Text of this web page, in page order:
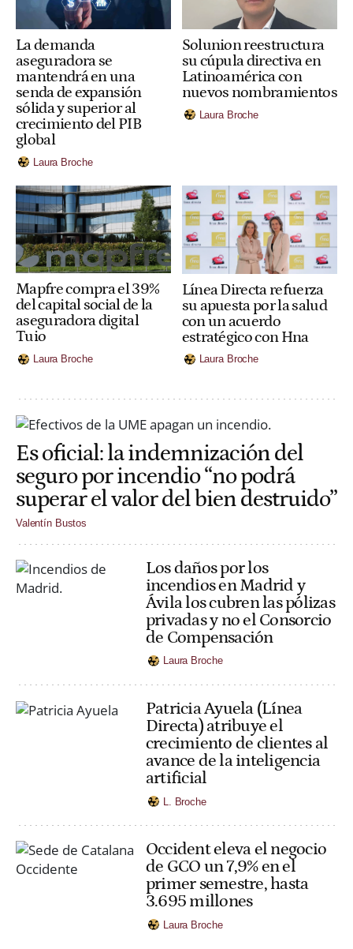
La demanda
aseguradora se
mantendrá en una
senda de expansión
sólida y superior al
crecimiento del PIB
global
Laura Broche
Solunion reestructura
su cúpula directiva en
Latinoamérica con
nuevos nombramientos
Laura Broche
Mapfre compra el 39%
del capital social de la
aseguradora digital
Tuio
Laura Broche
Línea Directa refuerza
su apuesta por la salud
con un acuerdo
estratégico con Hna
Laura Broche
Es oficial: la indemnización del
seguro por incendio “no podrá
superar el valor del bien destruido”
Valentín Bustos
Los daños por los
incendios en Madrid y
Ávila los cubren las pólizas
privadas y no el Consorcio
de Compensación
Laura Broche
Patricia Ayuela (Línea
Directa) atribuye el
crecimiento de clientes al
avance de la inteligencia
artificial
L. Broche
Occident eleva el negocio
de GCO un 7,9% en el
primer semestre, hasta
3.695 millones
Laura Broche